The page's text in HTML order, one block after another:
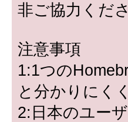
非ご協力くだ
注意事項
1:1つの
と分かりにく
2:日本のユー